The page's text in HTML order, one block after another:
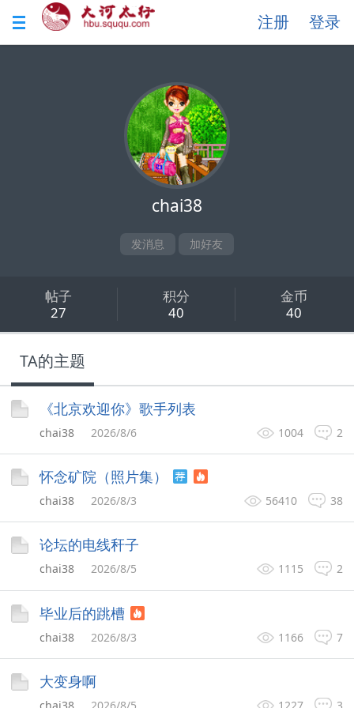
注册 登录
chai38
发消息 加好友
帖子
27
积分
40
金币
40
TA的主题
《北京欢迎你》歌手列表
2
1004
chai38 2026/8/6
怀念矿院（照片集）
38
56410
chai38 2026/8/3
论坛的电线秆子
2
1115
chai38 2026/8/5
毕业后的跳槽
7
1166
chai38 2026/8/3
大变身啊